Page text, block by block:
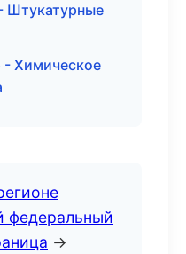
Штукатурные
- Химическое
федеральный
→